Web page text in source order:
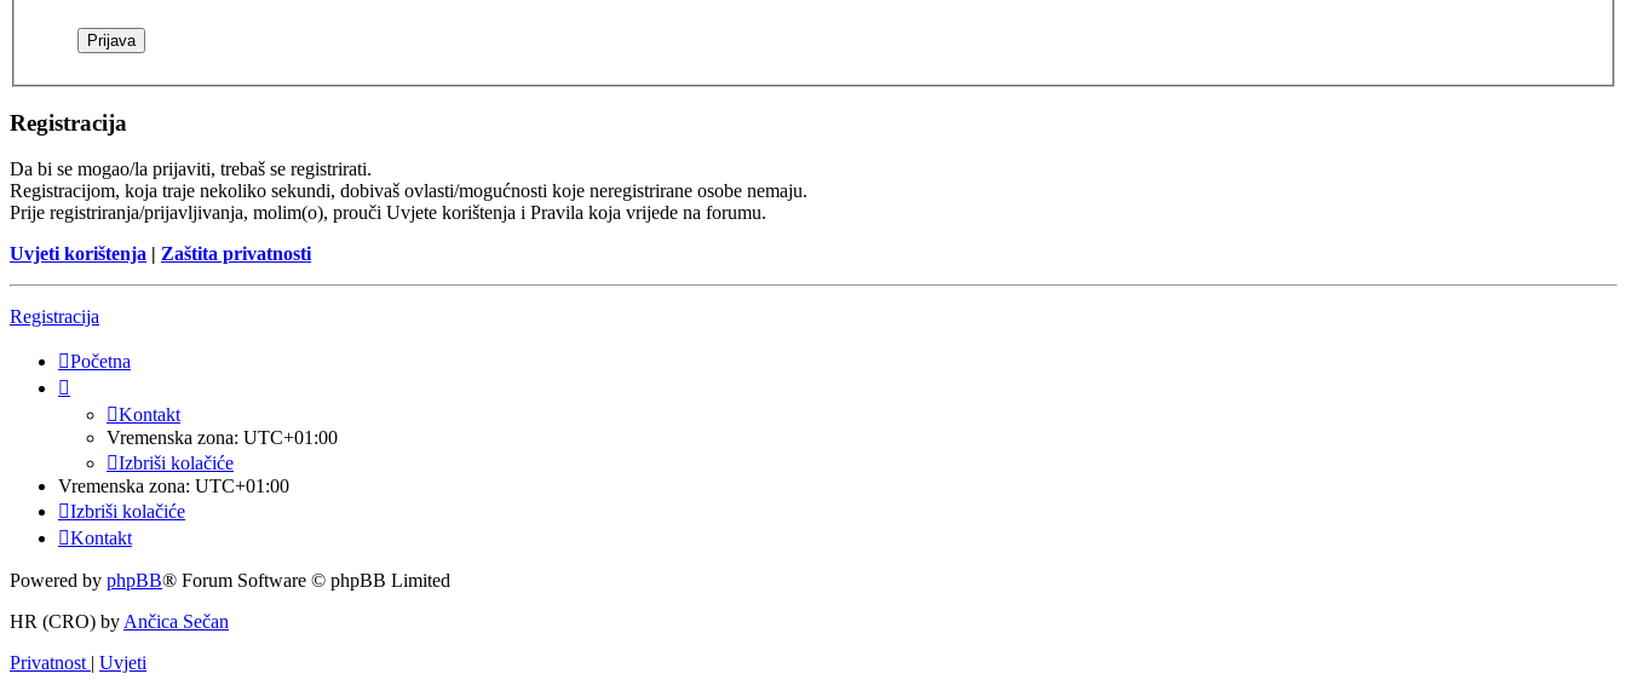
Registracija
Da bi se mogao/la prijaviti, trebaš se registrirati.
Registracijom, koja traje nekoliko sekundi, dobivaš ovlasti/mogućnosti koje neregistrirane osobe nemaju.
Prije registriranja/prijavljivanja, molim(o), prouči Uvjete korištenja i Pravila koja vrijede na forumu.
Uvjeti korištenja | Zaštita privatnosti
Registracija
Početna
Kontakt
Vremenska zona: UTC+01:00
Izbriši kolačiće
Vremenska zona: UTC+01:00
Izbriši kolačiće
Kontakt
Powered by phpBB® Forum Software © phpBB Limited
HR (CRO) by Ančica Sečan
Privatnost | Uvjeti